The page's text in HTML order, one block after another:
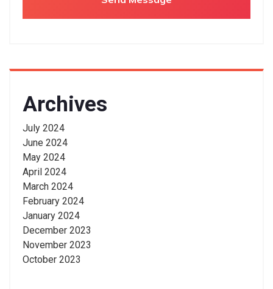
Archives
July 2024
June 2024
May 2024
April 2024
March 2024
February 2024
January 2024
December 2023
November 2023
October 2023